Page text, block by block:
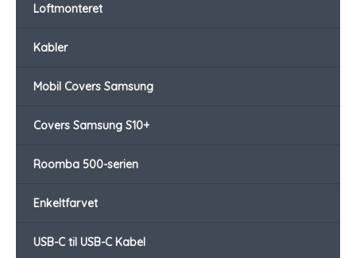
Loftmonteret
Kabler
Mobil Covers Samsung
Covers Samsung S10+
Roomba 500-serien
Enkeltfarvet
USB-C til USB-C Kabel